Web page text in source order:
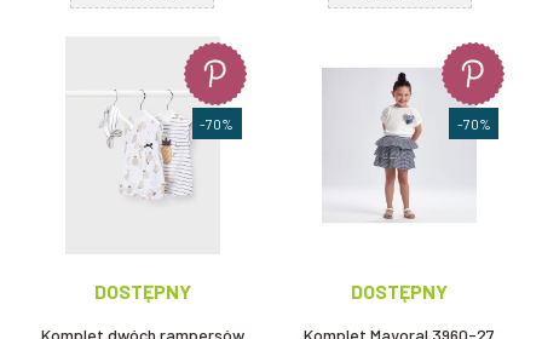
DOSTĘPNY
Komplet dwóch rampersów
-70%
DOSTĘPNY
Komplet Mayoral 3960-27
-70%